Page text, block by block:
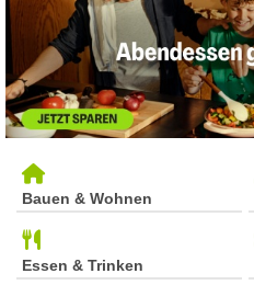
Bauen & Wohnen
Essen & Trinken